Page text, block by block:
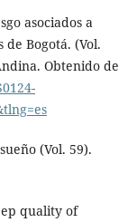
asociados a
Bogotá. (Vol.
Obtenido de
(Vol. 59).
quality of